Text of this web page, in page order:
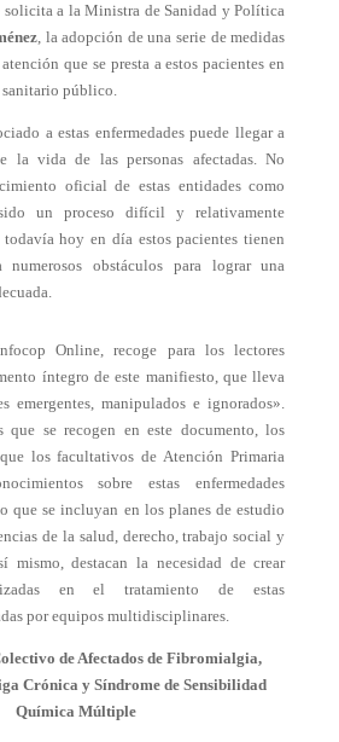
solicita a la Ministra de Sanidad y Política
, la adopción de una serie de medidas
que se presta a estos pacientes en
sanitario público.
a estas enfermedades puede llegar a
la vida de las personas afectadas. No
oficial de estas entidades como
sido un proceso difícil y relativamente
hoy en día estos pacientes tienen
obstáculos para lograr una
Online, recoge para los lectores
íntegro de este manifiesto, que lleva
emergentes, manipulados e ignorados».
que se recogen en este documento, los
los facultativos de Atención Primaria
sobre estas enfermedades
que se incluyan en los planes de estudio
de la salud, derecho, trabajo social y
mismo, destacan la necesidad de crear
en el tratamiento de estas
por equipos multidisciplinares.
de Afectados de Fibromialgia,
Crónica y Síndrome de Sensibilidad
Química Múltiple